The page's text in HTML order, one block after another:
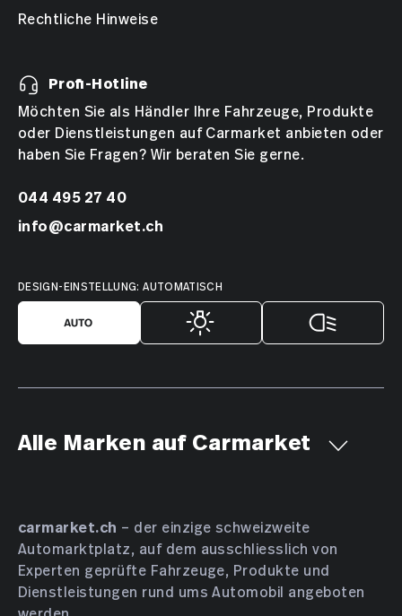
Rechtliche Hinweise
Profi-Hotline
Möchten Sie als Händler Ihre Fahrzeuge, Produkte
oder Dienstleistungen auf Carmarket anbieten oder
haben Sie Fragen? Wir beraten Sie gerne.
044 495 27 40
info@carmarket.ch
DESIGN-EINSTELLUNG: AUTOMATISCH
Alle Marken auf Carmarket
Aston Martin
Audi Bentley BMW
Bucher
Bugatti
BYD Cadillac Chevrolet
Chrysler
Citroën
Cupra Dacia Daewoo
Daihatsu
DENZA
carmarket.ch – der einzige schweizweite
Automarktplatz, auf dem ausschliesslich von
Experten geprüfte Fahrzeuge, Produkte und
Dienstleistungen rund ums Automobil angeboten